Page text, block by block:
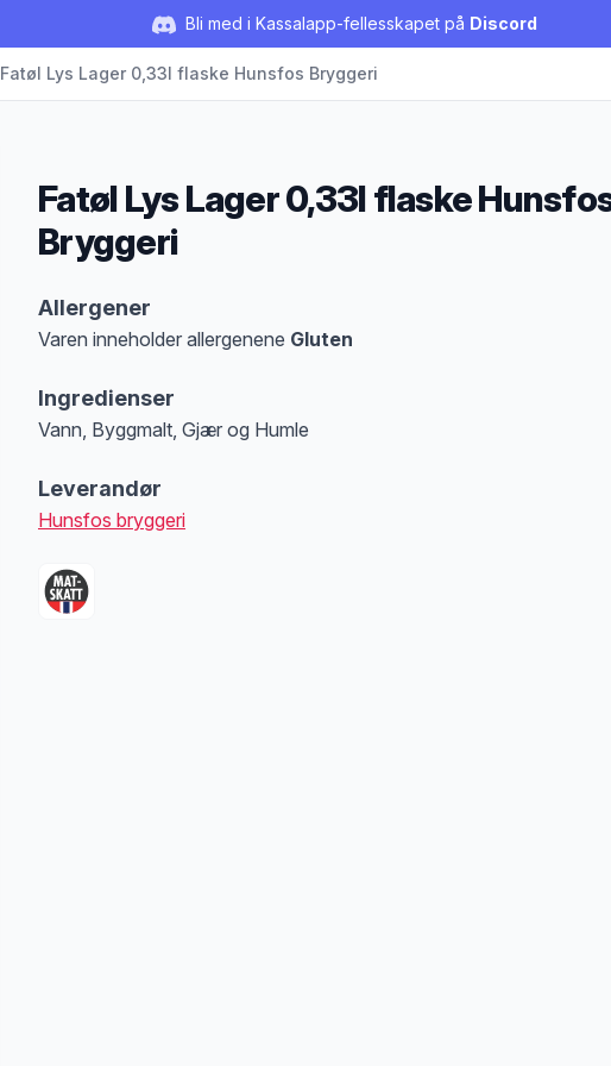
Bli med i Kassalapp-fellesskapet på Discord
Fatøl Lys Lager 0,33l flaske Hunsfos Bryggeri
Fatøl Lys Lager 0,33l flaske
Bryggeri
Allergener
Varen inneholder allergenene Gluten
Ingredienser
Vann, Byggmalt, Gjær og Humle
Leverandør
Hunsfos bryggeri